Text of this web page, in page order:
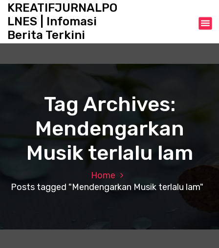
KREATIFJURNALPO
LNES | Infomasi
Berita Terkini
Tag Archives:
Mendengarkan
Musik terlalu lam
Home
Posts tagged "Mendengarkan Musik terlalu lam"